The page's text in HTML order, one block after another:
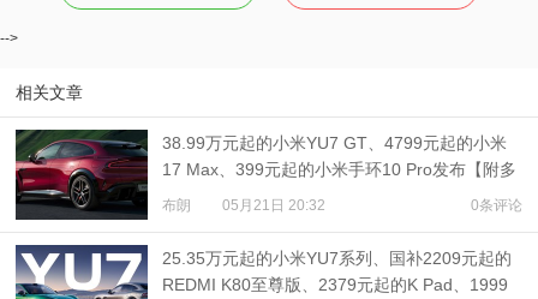
-->
相关文章
38.99万元起的小米YU7 GT、4799元起的小米
17 Max、399元起的小米手环10 Pro发布【附多
机对比】
布朗 05月21日 20:32 0条评论
25.35万元起的小米YU7系列、国补2209元起的
REDMI K80至尊版、2379元起的K Pad、1999